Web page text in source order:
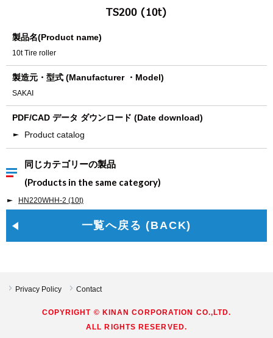
TS200 (10t)
製品名(Product name)
10t Tire roller
製造元・型式 (Manufacturer ・Model)
SAKAI
PDF/CAD データ ダウンロード (Date download)
Product catalog
同じカテゴリーの製品
(Products in the same category)
HN220WHH-2 (10t)
一覧へ戻る (BACK)
Privacy Policy Contact
COPYRIGHT © KINAN CORPORATION CO.,LTD.
ALL RIGHTS RESERVED.